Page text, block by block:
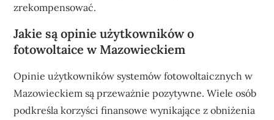
zrekompensować.
Jakie są opinie użytkowników o
fotowoltaice w Mazowieckiem
Opinie użytkowników systemów fotowoltaicznych w
Mazowieckiem są przeważnie pozytywne. Wiele osób
podkreśla korzyści finansowe wynikające z obniżenia